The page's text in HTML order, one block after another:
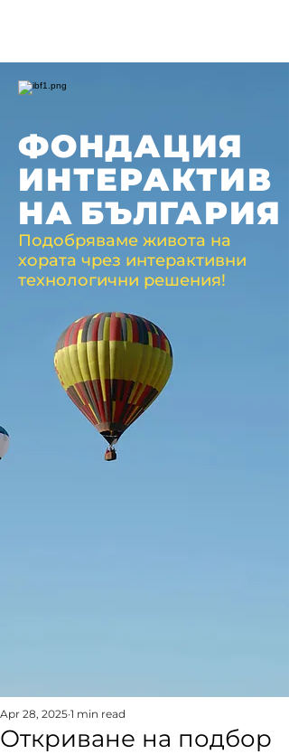
ФОНДАЦИЯ
ИНТЕРАКТИВ
НА БЪЛГАРИЯ
Подобряваме живота на
хората чрез интерактивни
технологични решения!
Откриване на подбор
Apr 28, 2025 1 min read